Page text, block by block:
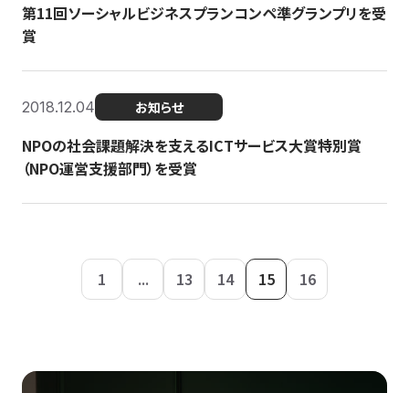
第11回ソーシャルビジネスプランコンペ準グランプリを受
賞
2018.12.04 お知らせ
NPOの社会課題解決を支えるICTサービス大賞特別賞
（NPO運営支援部門）を受賞
1 ... 13 14 15 16